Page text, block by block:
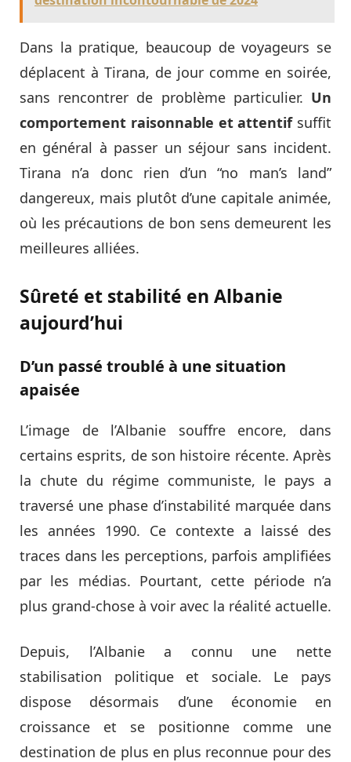
Dans la pratique, beaucoup de voyageurs se
déplacent à Tirana, de jour comme en soirée,
sans rencontrer de problème particulier. Un
comportement raisonnable et attentifsuffit
en général à passer un séjour sans incident.
Tirana n’a donc rien d’un “no man’s land”
dangereux, mais plutôt d’une capitale animée,
où les précautions de bon sens demeurent les
meilleures alliées.
Sûreté et stabilité en Albanie
aujourd’hui
D’un passé troublé à une situation
apaisée
L’image de l’Albanie souffre encore, dans
certains esprits, de son histoire récente. Après
la chute du régime communiste, le pays a
traversé une phase d’instabilité marquée dans
les années 1990. Ce contexte a laissé des
traces dans les perceptions, parfois amplifiées
par les médias. Pourtant, cette période n’a
plus grand-chose à voir avec la réalité actuelle.
Depuis, l’Albanie a connu une nette
stabilisation politique et sociale. Le pays
dispose désormais d’une économie en
croissance et se positionne comme une
destination de plus en plus reconnue pour des